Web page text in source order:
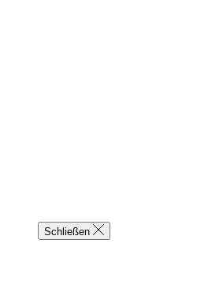
Schließen